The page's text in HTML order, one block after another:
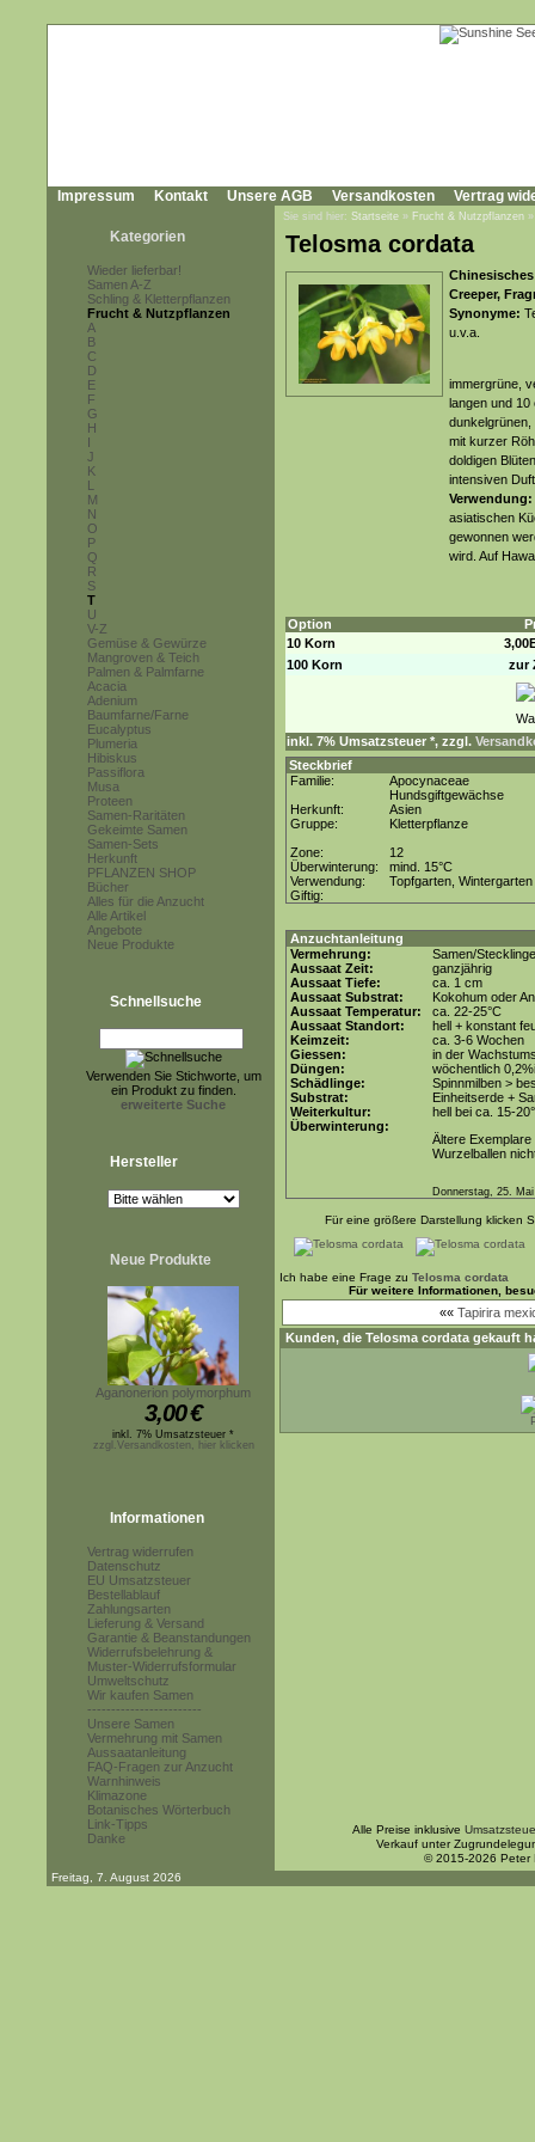
Impressum Kontakt Unsere AGB Versandkosten Vertrag
Kategorien
Wieder lieferbar!
Samen A-Z
Schling & Kletterpflanzen
Frucht & Nutzpflanzen
A
B
C
D
E
F
G
H
I
J
K
L
M
N
O
P
Q
R
S
T
U
V-Z
Gemüse & Gewürze
Mangroven & Teich
Palmen & Palmfarne
Acacia
Adenium
Baumfarne/Farne
Eucalyptus
Plumeria
Hibiskus
Passiflora
Musa
Proteen
Samen-Raritäten
Gekeimte Samen
Samen-Sets
Herkunft
PFLANZEN SHOP
Bücher
Alles für die Anzucht
Alle Artikel
Angebote
Neue Produkte
Schnellsuche
Verwenden Sie Stichworte, um
ein Produkt zu finden.
erweiterte Suche
Hersteller
Neue Produkte
Aganonerion polymorphum
3,00€
inkl. 7% Umsatzsteuer *
zzgl.Versandkosten, hier klicken
Informationen
Vertrag widerrufen
Datenschutz
EU Umsatzsteuer
Bestellablauf
Zahlungsarten
Lieferung & Versand
Garantie & Beanstandungen
Widerrufsbelehrung &
Muster-Widerrufsformular
Umweltschutz
Wir kaufen Samen
------------------------
Unsere Samen
Vermehrung mit Samen
Aussaatanleitung
FAQ-Fragen zur Anzucht
Warnhinweis
Klimazone
Botanisches Wörterbuch
Link-Tipps
Danke
Sie sind hier: Startseite » Frucht & Nutzpflanzen
Telosma cordata
Creeper,
Synonyme:
u.v.a.
immergrüne,
langen und 10
dunkelgrünen,
mit kurzer
doldigen
intensiven
Verwendung:
asiatischen
gewonnen
wird. Auf
Option
10 Korn
100 Korn
zur
inkl. 7% Umsatzsteuer *, zzgl.
Steckbrief
Familie:
Apocynaceae
Hundsgiftgewächse
Herkunft:
Asien
Gruppe:
Kletterpflanze
Zone:
12
Überwinterung:
mind. 15°C
Verwendung:
Topfgarten, Wintergarten
Giftig:
Anzuchtanleitung
Vermehrung:
Samen/Stecklinge
Aussaat Zeit:
ganzjährig
Aussaat Tiefe:
ca. 1 cm
Aussaat Substrat:
Kokohum oder
Aussaat Temperatur:
ca. 22-25°C
Aussaat Standort:
hell + konstant
Keimzeit:
ca. 3-6 Wochen
Giessen:
in der
Düngen:
wöchentlich
Schädlinge:
Spinnmilben >
Substrat:
Einheitserde +
Weiterkultur:
hell bei ca. 15-
Überwinterung:
Ältere
Wurzelballen
Donnerstag, 25.
Für eine größere Darstellung klicken
Ich habe eine Frage zu Telosma cordata
Für weitere Informationen,
«« Tapirira
Kunden, die Telosma cordata gekauft
Alle Preise inklusive
Verkauf unter
© 2015-2026 Peter
Freitag, 7. August 2026